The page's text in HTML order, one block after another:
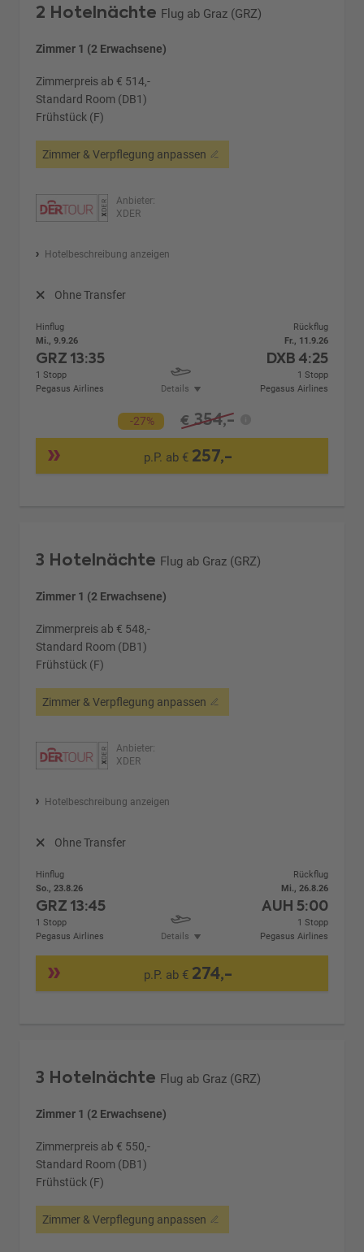
2 Hotelnächte Flug ab Graz (GRZ)
Zimmer 1 (2 Erwachsene)
Zimmerpreis ab € 514,-
Standard Room (DB1)
Frühstück (F)
Zimmer & Verpflegung anpassen
Anbieter:
XDER
Hotelbeschreibung anzeigen
Ohne Transfer
Hinflug
Mi., 9.9.26
GRZ13:35
1 Stopp
Pegasus Airlines
Details
Rückflug
Fr., 11.9.26
DXB 4:25
1 Stopp
Pegasus Airlines
-27% € 354,-
p.P. ab € 257,-
3 Hotelnächte Flug ab Graz (GRZ)
Zimmer 1 (2 Erwachsene)
Zimmerpreis ab € 548,-
Standard Room (DB1)
Frühstück (F)
Zimmer & Verpflegung anpassen
Anbieter:
XDER
Hotelbeschreibung anzeigen
Ohne Transfer
Hinflug
So., 23.8.26
GRZ13:45
1 Stopp
Pegasus Airlines
Details
Rückflug
Mi., 26.8.26
AUH 5:00
1 Stopp
Pegasus Airlines
p.P. ab € 274,-
3 Hotelnächte Flug ab Graz (GRZ)
Zimmer 1 (2 Erwachsene)
Zimmerpreis ab € 550,-
Standard Room (DB1)
Frühstück (F)
Zimmer & Verpflegung anpassen